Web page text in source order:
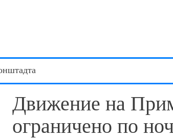
Движение на
ограничено по